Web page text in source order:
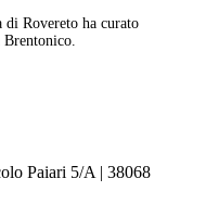
Rovereto ha curato
Paiari 5/A | 38068